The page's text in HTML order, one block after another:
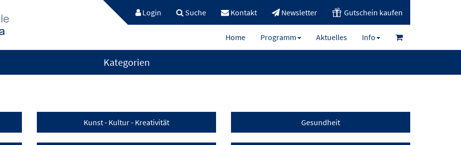
Login Suche Kontakt Newsletter Gutschein kaufen
Home Programm Aktuelles Info
Kategorien
Kunst - Kultur - Kreativität Gesundheit